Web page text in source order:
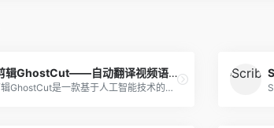
鬼手剪辑GhostCut——自动翻译视频语音工具
鬼手剪辑GhostCut是一款基于人工智能技术的视频剪辑软件，其强大的去字幕、翻译和智能视频拆解等功能使其成为市场上受欢迎的视频编辑工具之一。